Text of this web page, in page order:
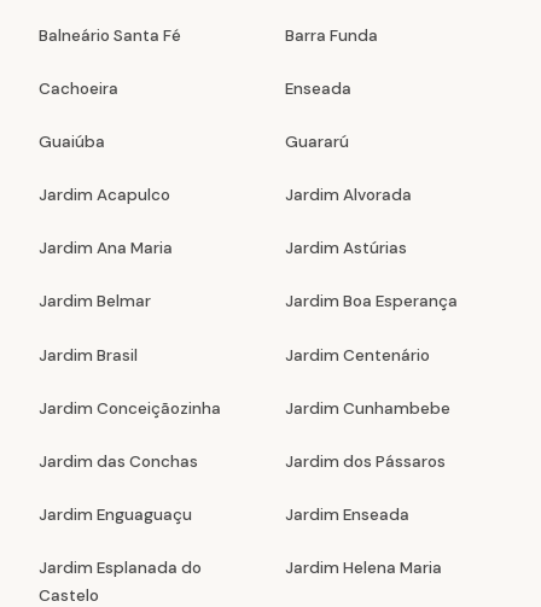
Balneário Santa Fé Barra Funda
Cachoeira Enseada
Guaiúba Guararú
Jardim Acapulco Jardim Alvorada
Jardim Ana Maria Jardim Astúrias
Jardim Belmar Jardim Boa Esperança
Jardim Brasil Jardim Centenário
Jardim Conceiçãozinha Jardim Cunhambebe
Jardim das Conchas Jardim dos Pássaros
Jardim Enguaguaçu Jardim Enseada
Jardim Esplanada do
Castelo
Jardim Helena Maria